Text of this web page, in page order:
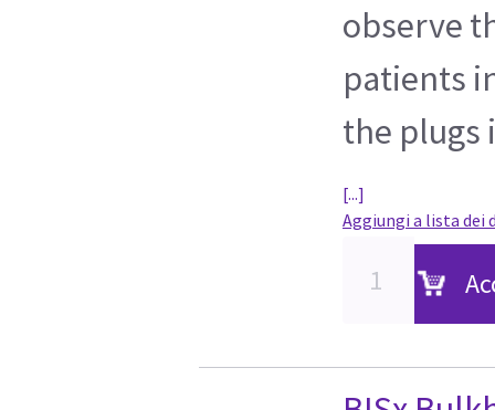
observe
patients
the plugs
[...]
Aggiungi a lista dei